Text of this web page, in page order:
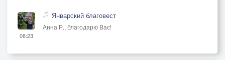
08:23
Январский благовест
Анна Р., благодарю Вас!